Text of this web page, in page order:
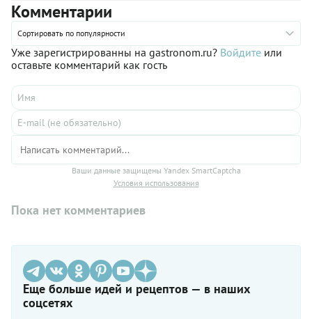
Комментарии
Сортировать по популярности
Уже зарегистрированны на gastronom.ru? Войдите или
оставьте комментарий как гость
Ваши данные защищены Yandex SmartCaptcha
Условия использования
Пока нет комментариев
Еще больше идей и рецептов — в наших
соцсетях